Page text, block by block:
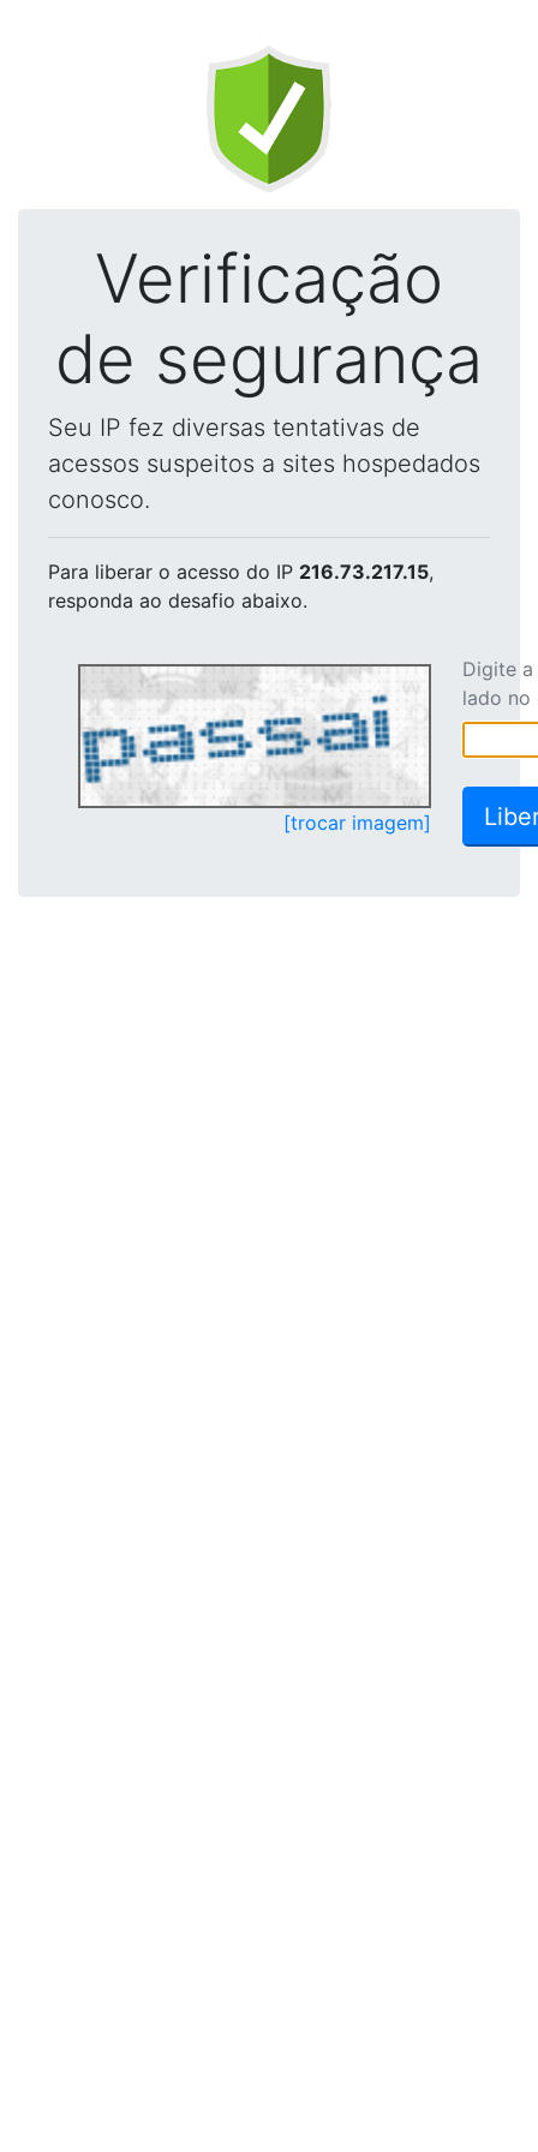
Verificação
de segurança
Seu IP fez diversas tentativas de
acessos suspeitos a sites hospedados
conosco.
Para liberar o acesso do IP 216.73.217.15,
responda ao desafio abaixo.
[trocar imagem]
Digite
lado no